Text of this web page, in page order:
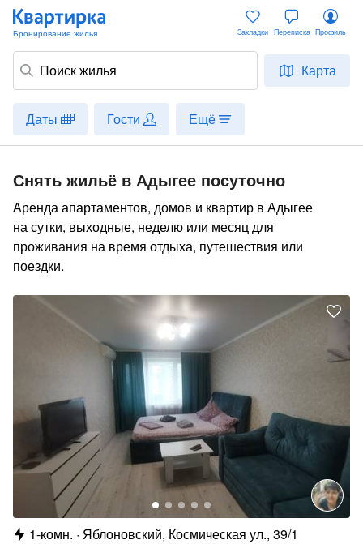
Карта
Закладки Переписка Профиль
Даты Гости Ещё
Снять жильё в Адыгее посуточно
Аренда апартаментов, домов и квартир в Адыгее
на сутки, выходные, неделю или месяц для
проживания на время отдыха, путешествия или
поездки.
1-комн.
Яблоновский, Космическая ул., 39/1